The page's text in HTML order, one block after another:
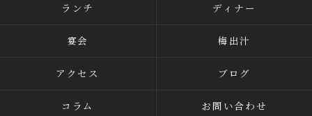
ランチ ディナー
宴会 梅出汁
アクセス ブログ
コラム お問い合わせ